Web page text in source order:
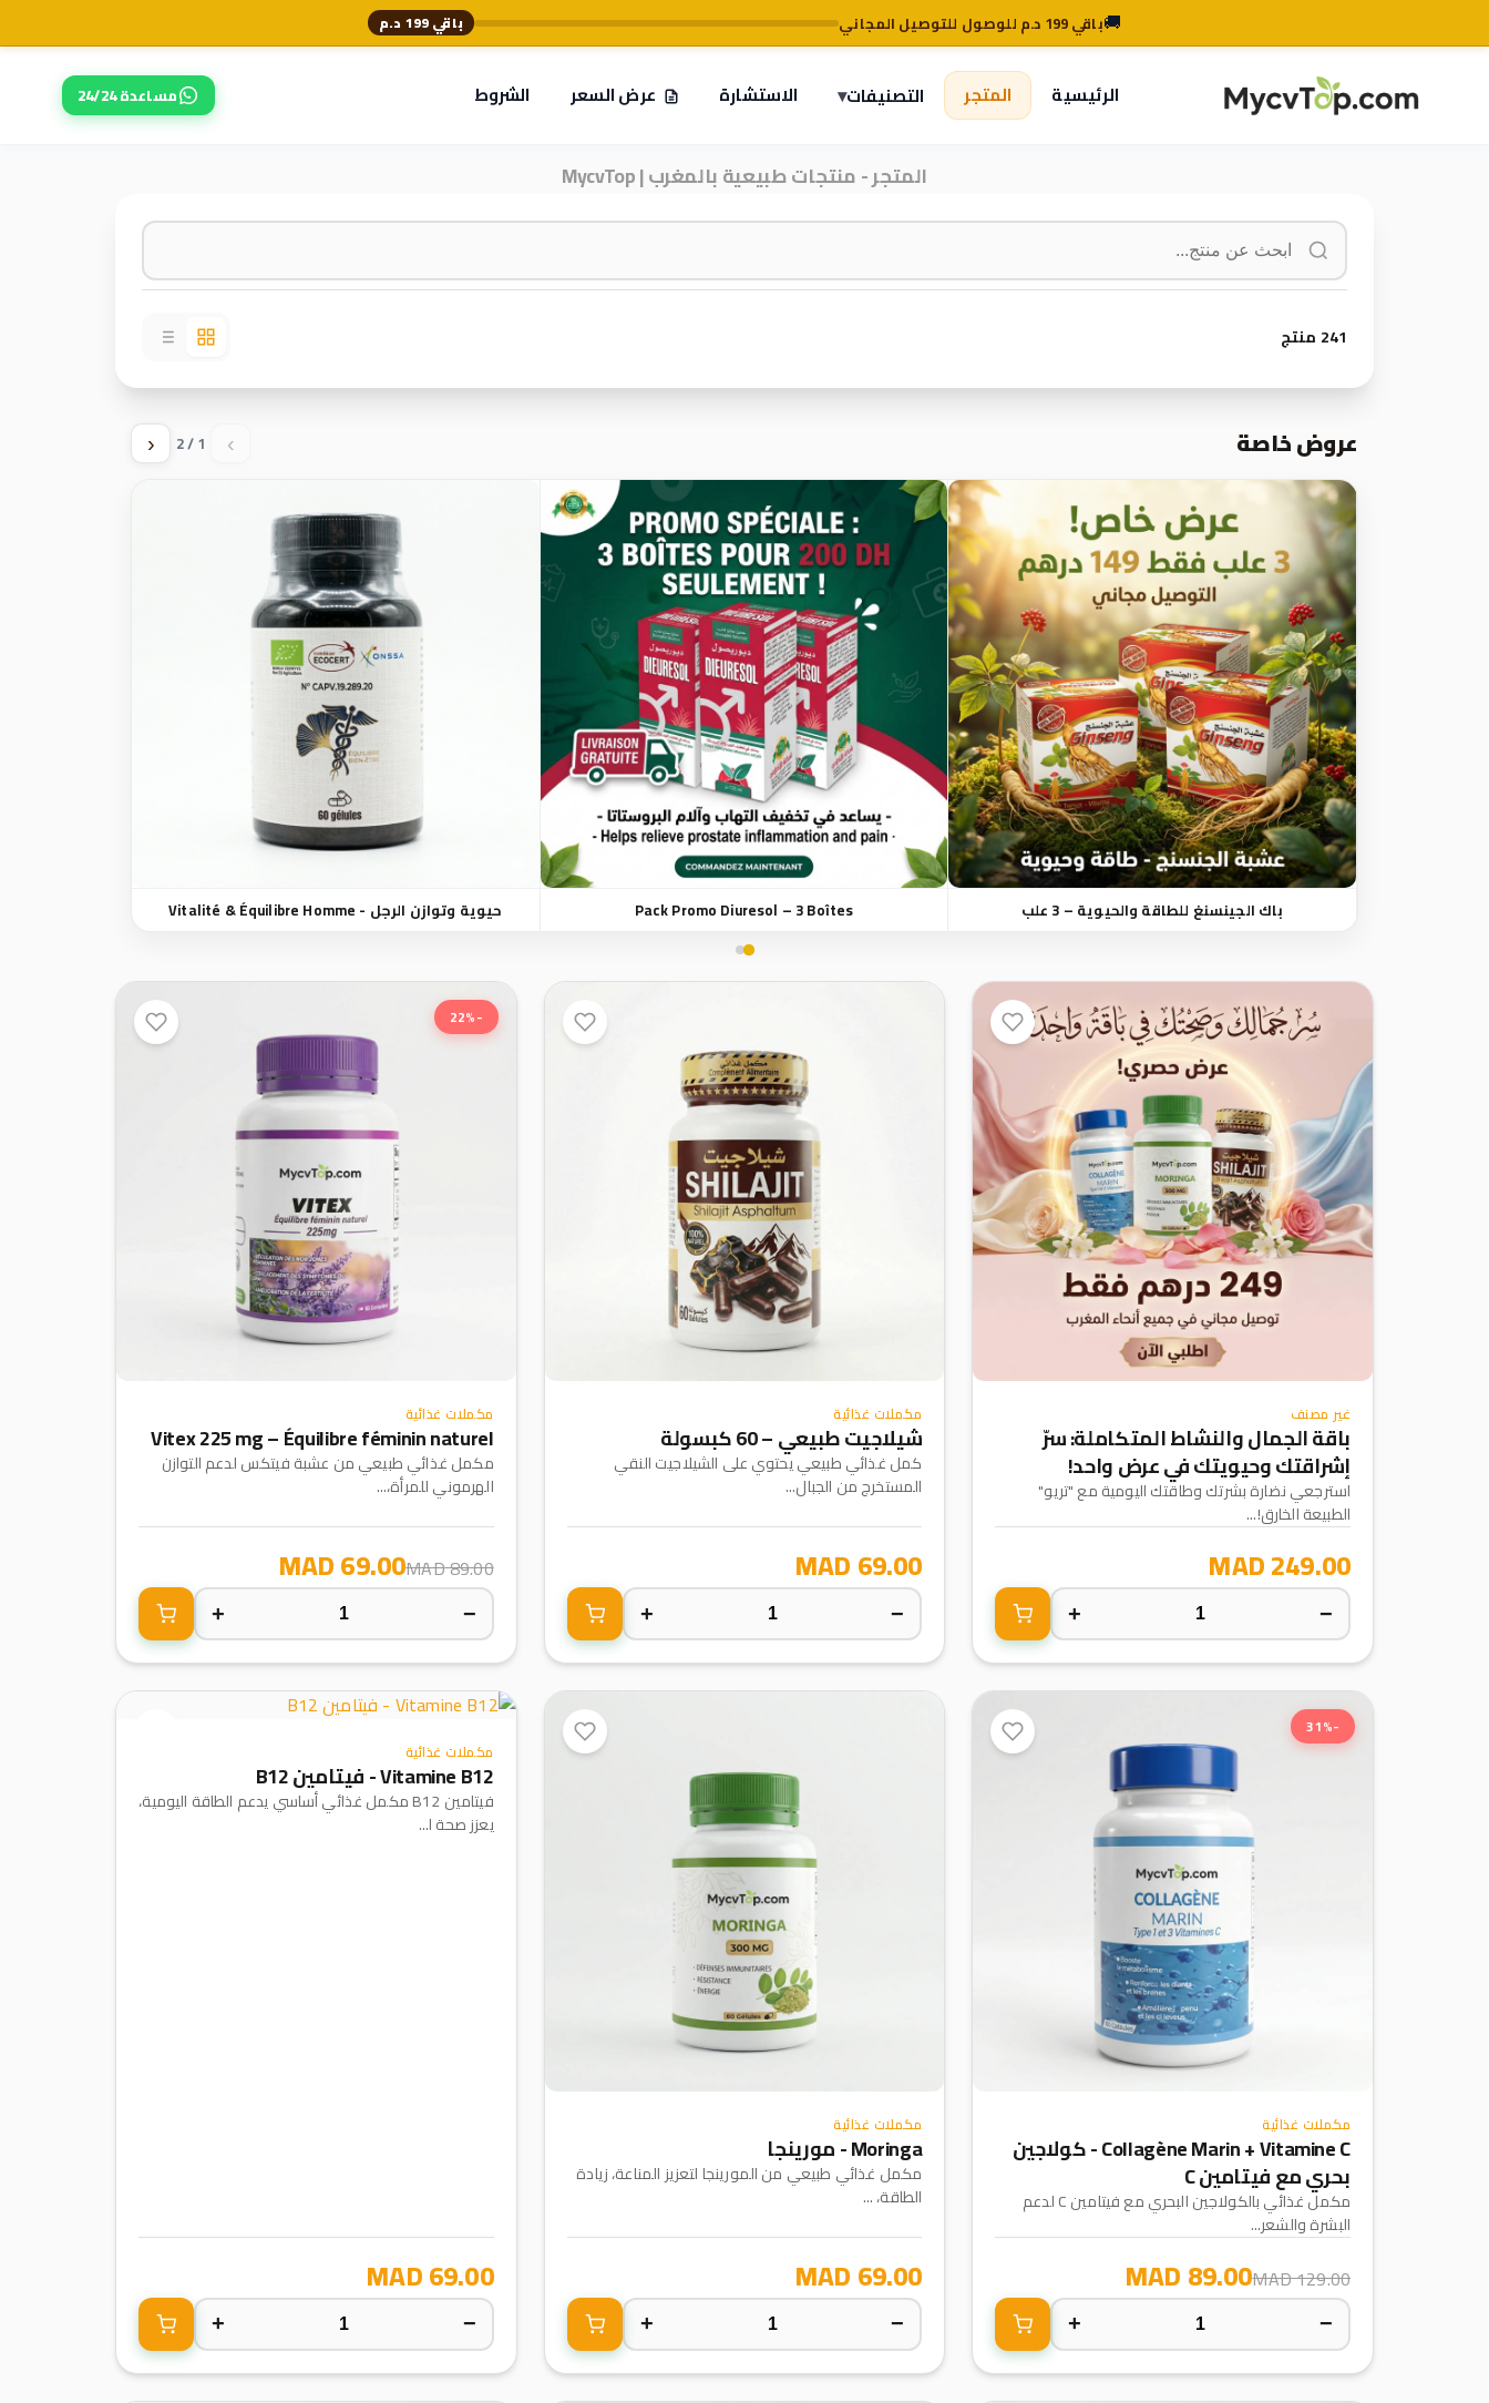
🚚باقي 199 د.م للوصول للتوصيل المجاني باقي 199 د.م
MycvTop الرئيسية المتجر التصنيفات▾ الاستشارة عرض السعر الشروط مساعدة 24/24
المتجر - منتجات طبيعية بالمغرب | MycvTop
241 منتج
عروض خاصة ›
1 / 2
‹
Vitalité & Équilibre Homme - حيوية وتوازن الرجل Pack Promo Diuresol – 3 Boîtes باك الجينسنغ للطاقة والحيوية – 3 علب
غير مصنف
باقة الجمال والنشاط المتكاملة: سرّ
إشراقتك وحيويتك في عرض واحد!
استرجعي نضارة بشرتك وطاقتك اليومية مع "تريو"
الطبيعة الخارق!...
249.00 MAD
−
+
مكملات غذائية
شيلاجيت طبيعي – 60 كبسولة
كمل غذائي طبيعي يحتوي على الشيلاجيت النقي
المستخرج من الجبال...
69.00 MAD
−
+
-22%
مكملات غذائية
Vitex 225 mg – Équilibre féminin naturel
مكمل غذائي طبيعي من عشبة فيتكس لدعم التوازن
الهرموني للمرأة،...
89.00 MAD
69.00 MAD
−
+
-31%
مكملات غذائية
Collagène Marin + Vitamine C - كولاجين
بحري مع فيتامين C
مكمل غذائي بالكولاجين البحري مع فيتامين C لدعم
البشرة والشعر...
129.00 MAD
89.00 MAD
−
+
مكملات غذائية
Moringa - مورينجا
مكمل غذائي طبيعي من المورينجا لتعزيز المناعة، زيادة
الطاقة، ...
69.00 MAD
−
+
مكملات غذائية
Vitamine B12 - فيتامين B12
فيتامين B12 مكمل غذائي أساسي يدعم الطاقة اليومية،
يعزز صحة ا...
69.00 MAD
−
+